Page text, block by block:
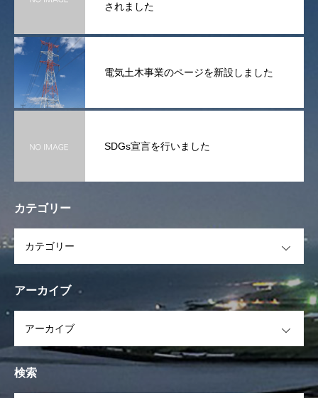
されました
電気土木事業のページを新設しました
SDGs宣言を行いました
カテゴリー
アーカイブ
検索